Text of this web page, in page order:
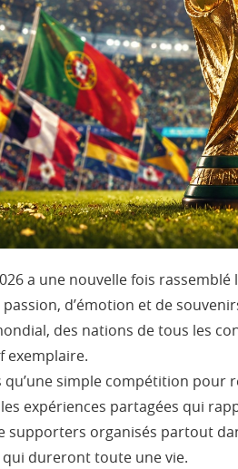
a une nouvelle fois
d’émotion et de
des nations de tous les
exemplaire.
simple compétition
expériences partagées qui
supporters organisés partout
dureront toute une vie.